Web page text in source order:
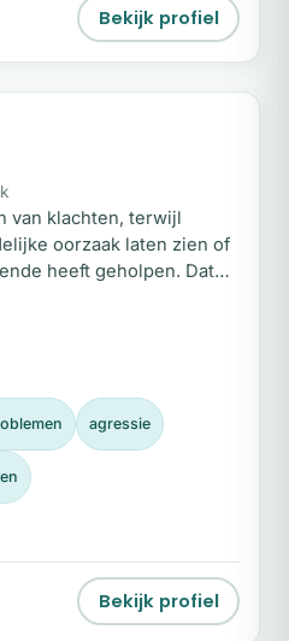
Bekijk profiel
van klachten, terwijl
oorzaak laten zien of
heeft geholpen. Dat
verder dan de klacht
van lichaam, emoties,
onderzoeken we wat
en waar de kern ligt.
agressie
Bekijk profiel